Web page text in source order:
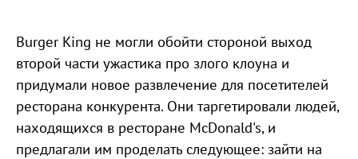
Burger King не могли обойти стороной выход
второй части ужастика про злого клоуна и
придумали новое развлечение для посетителей
ресторана конкурента. Они таргетировали людей,
находящихся в ресторане McDonald's, и
предлагали им проделать следующее: зайти на